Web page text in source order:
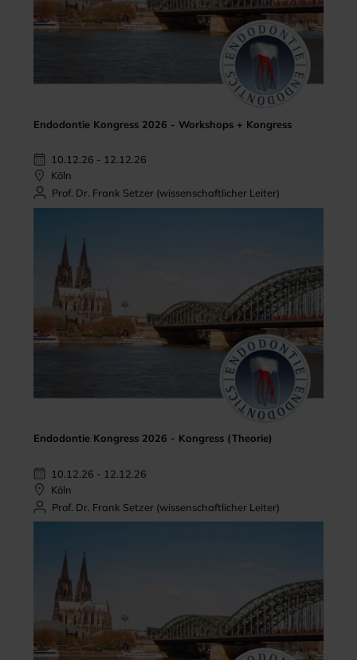
Endodontie Kongress 2026 - Workshops + Kongress
10.12.26 - 12.12.26
Köln
Prof. Dr. Frank Setzer (wissenschaftlicher Leiter)
Endodontie Kongress 2026 - Kongress (Theorie)
10.12.26 - 12.12.26
Köln
Prof. Dr. Frank Setzer (wissenschaftlicher Leiter)